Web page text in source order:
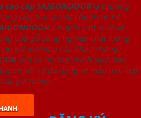
cấp SAIGONDOORlà thương
cửa trong một chuỗi các hệ
. Chuyên sản xuất và
cửa gỗ công nghiệp chất lượng
với mọi nhu cầu khách hàng.
còn có những chính sách bán
kèm với sự đa dạng về mẫu mã, loại
giá thành.